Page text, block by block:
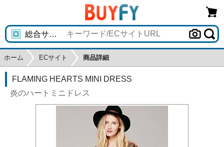
ホーム ECサイト 商品詳細
FLAMING HEARTS MINI DRESS
炎のハートミニドレス